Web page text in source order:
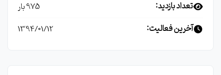
تعداد بازدید: 975 بار
آخرین فعالیت: 1394/01/12